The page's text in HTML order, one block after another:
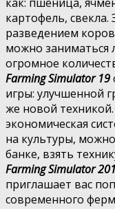
картофель,
разведением
можно заниматься
огромное
Farming Simulator 19
игры: улучшенной
же новой
экономическая
на культуры,
банке, взять
Farming Simulator
приглашает вас
современного